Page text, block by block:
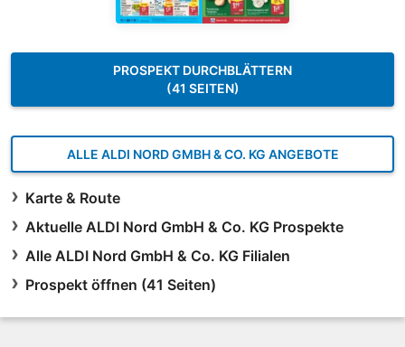
PROSPEKT DURCHBLÄTTERN
(41 SEITEN)
ALLE ALDI NORD GMBH & CO. KG ANGEBOTE
Karte & Route
Aktuelle ALDI Nord GmbH & Co. KG Prospekte
Alle ALDI Nord GmbH & Co. KG Filialen
Prospekt öffnen (41 Seiten)